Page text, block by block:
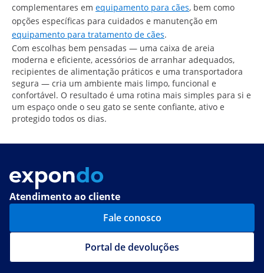
complementares em equipamento para cães, bem como
opções específicas para cuidados e manutenção em
equipamento para tratamento de cães.
Com escolhas bem pensadas — uma caixa de areia
moderna e eficiente, acessórios de arranhar adequados,
recipientes de alimentação práticos e uma transportadora
segura — cria um ambiente mais limpo, funcional e
confortável. O resultado é uma rotina mais simples para si e
um espaço onde o seu gato se sente confiante, ativo e
protegido todos os dias.
Atendimento ao cliente
Fale conosco
Portal de devoluções